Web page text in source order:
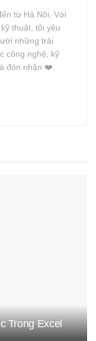
từ Hà Nội. Với
thuật, tôi yêu
những trải
công nghệ, kỹ
đón nhận ❤️.
Trong Excel